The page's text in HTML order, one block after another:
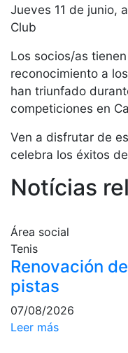
Comisiones
ejecutiva
Fundación
Servicios
Instalaciones
Preguntas
(FAQs)
Área deportiva
Tenis
tenis
Jueves 11 de junio,
Club
Los socios/as
reconocimiento a
han triunfado
competiciones en
Ven a disfrutar de
celebra los éxitos
Notícias
Área social
Tenis
Renovación
pistas
07/08/2026
Leer más